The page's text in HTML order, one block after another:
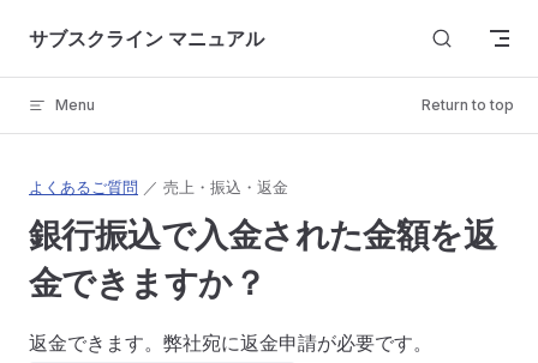
Skip to content
サブスクライン マニュアル
Menu Return to top
よくあるご質問 ／ 売上・振込・返金
銀行振込で入金された金額を返
金できますか？
返金できます。弊社宛に返金申請が必要です。